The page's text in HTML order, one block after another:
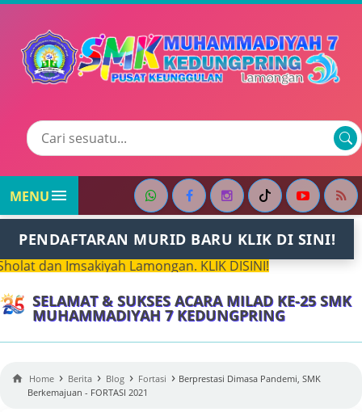
MENU
PENDAFTARAN MURID BARU KLIK DI SINI!
Imsakiyah Lamongan. KLIK DISINI!
SELAMAT & SUKSES ACARA MILAD KE-25 SMK
MUHAMMADIYAH 7 KEDUNGPRING
 Home › Berita › Blog › Fortasi › Berprestasi Dimasa Pandemi, SMK
Berkemajuan - FORTASI 2021